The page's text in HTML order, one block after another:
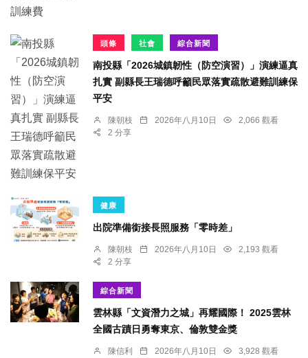
頭條 社會 綜合新聞
南投縣「2026城鎮韌性（防空演習）」演練逼真
扎實 副縣長王瑞德呼籲民眾落實疏散避難訓練保
平安
陳朝枝 2026年八月10日
2,066 觀看
2 分享
健康
出院準備銜接長照服務「零時差」
陳朝枝 2026年八月10日
2,193 觀看
2 分享
綜合新聞
雲林縣「文資潛力之城」再耀國際！ 2025雲林
全國古蹟日勇奪東京、倫敦雙金獎
陳信利 2026年八月10日
3,928 觀看